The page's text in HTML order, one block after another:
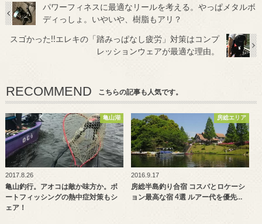
パワーフィネスに最適なリールを考える。やっぱメタルボ
ディっしょ。いやいや、樹脂もアリ？
スゴかった!!エレキの「踏みっぱなし疲労」対策はコンプ
レッションウェアが最適な理由。
RECOMMEND こちらの記事も人気です。
亀山湖
2017.8.26
亀山釣行。アオコは敵か味方か。ボ
ートフィッシングの熱中症対策もシ
ェア！
房総エリア
2016.9.17
房総半島釣り合宿 コスパとロケーシ
ョン最高な宿 4選 ルアー代を優先…